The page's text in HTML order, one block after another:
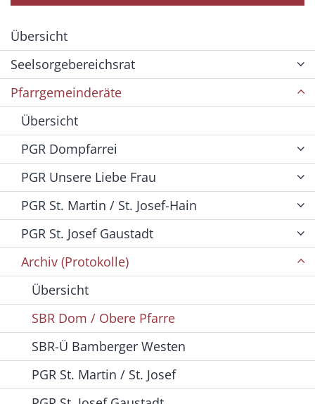
Übersicht
Seelsorgebereichsrat
Pfarrgemeinderäte
Übersicht
PGR Dompfarrei
PGR Unsere Liebe Frau
PGR St. Martin / St. Josef-Hain
PGR St. Josef Gaustadt
Archiv (Protokolle)
Übersicht
SBR Dom / Obere Pfarre
SBR-Ü Bamberger Westen
PGR St. Martin / St. Josef